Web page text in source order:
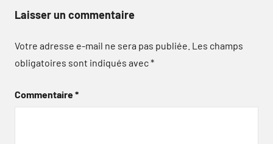
Laisser un commentaire
Votre adresse e-mail ne sera pas publiée. Les champs
obligatoires sont indiqués avec*
Commentaire*